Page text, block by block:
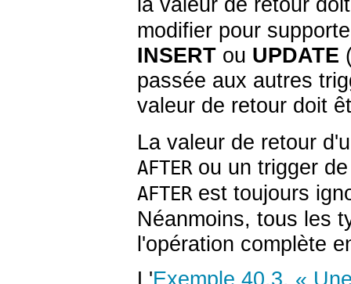
la valeur de retour
modifier pour
INSERT ou UPDATE
passée aux autres
valeur de retour doit
La valeur de retour
AFTER ou un trigger
AFTER est toujours
Néanmoins, tous les
l'opération complète
L'Exemple 40.3, «